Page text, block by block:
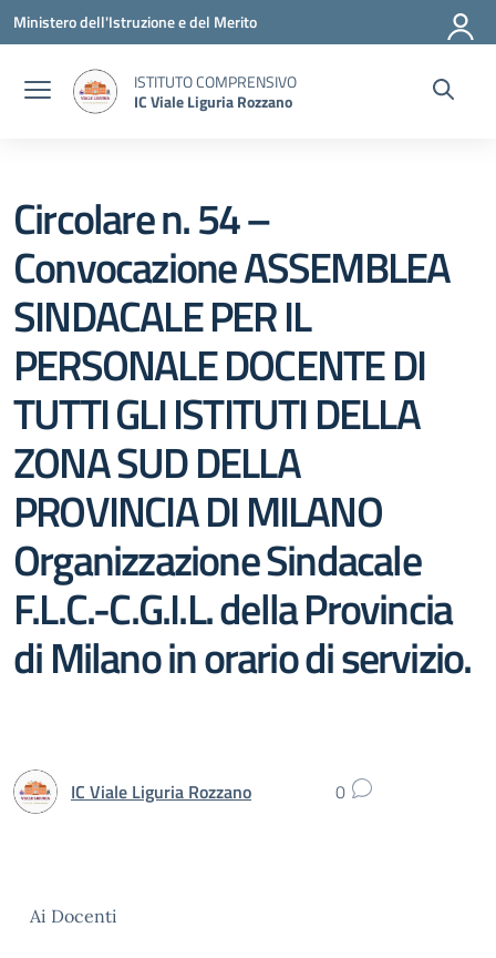
Vai ai contenuti
Vai al menu di navigazione
Vai al footer
Ministero dell'Istruzione e del Merito
ISTITUTO COMPRENSIVO
IC Viale Liguria Rozzano
Circolare n. 54 –
Convocazione ASSEMBLEA
SINDACALE PER IL
PERSONALE DOCENTE DI
TUTTI GLI ISTITUTI DELLA
ZONA SUD DELLA
PROVINCIA DI MILANO
Organizzazione Sindacale
F.L.C.-C.G.I.L. della Provincia
di Milano in orario di servizio.
IC Viale Liguria Rozzano 0
Ai Docenti